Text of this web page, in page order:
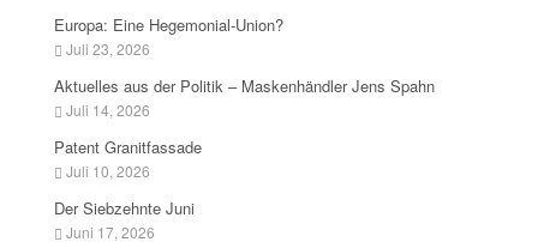
Europa: Eine Hegemonial-Union?
Juli 23, 2026
Aktuelles aus der Politik – Maskenhändler Jens Spahn
Juli 14, 2026
Patent Granitfassade
Juli 10, 2026
Der Siebzehnte Juni
Juni 17, 2026